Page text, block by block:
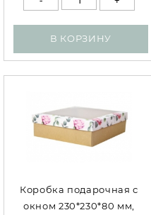
В КОРЗИНУ
Коробка подарочная с
окном 230*230*80 мм,